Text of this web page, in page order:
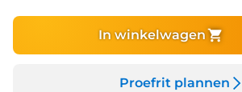
In winkelwagen
Proefrit plannen